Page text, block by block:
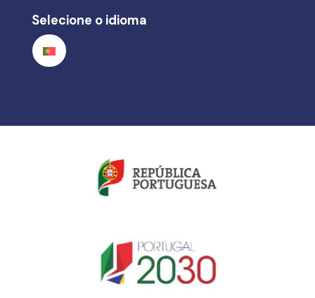
Selecione o idioma